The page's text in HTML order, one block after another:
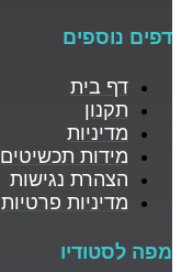
דפים נוספים
דף בית
תקנון
מדיניות
מידות תכשיטים
הצהרת נגישות
מדיניות פרטיות
מפה לסטודיו